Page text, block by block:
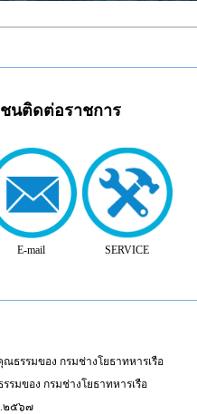
นติดต่อราชการ
E-mail SERVICE
รรมของ กรมช่างโยธาทหารเรือ
มของ กรมช่างโยธาทหารเรือ
.๒๕๖๗